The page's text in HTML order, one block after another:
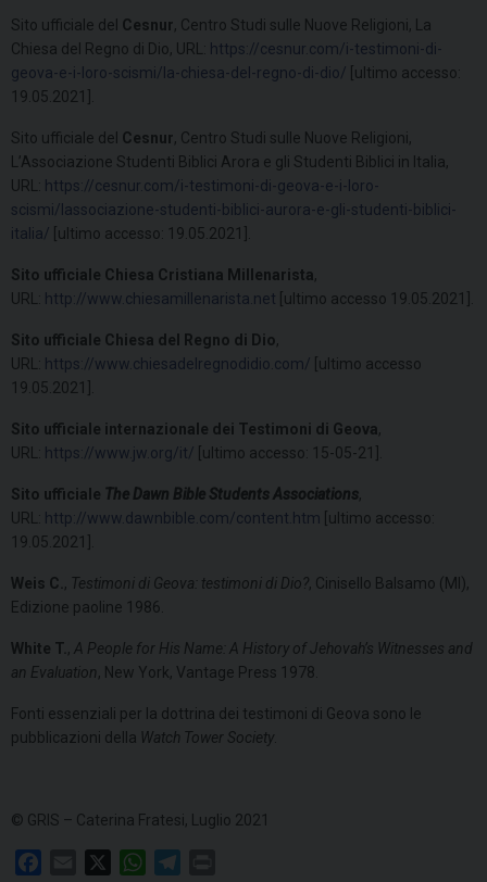
Sito ufficiale del Cesnur, Centro Studi sulle Nuove Religioni, La
Chiesa del Regno di Dio, URL: https://cesnur.com/i-testimoni-di-
geova-e-i-loro-scismi/la-chiesa-del-regno-di-dio/ [ultimo accesso:
19.05.2021].
Sito ufficiale del Cesnur, Centro Studi sulle Nuove Religioni,
L’Associazione Studenti Biblici Arora e gli Studenti Biblici in Italia,
URL: https://cesnur.com/i-testimoni-di-geova-e-i-loro-
scismi/lassociazione-studenti-biblici-aurora-e-gli-studenti-biblici-
italia/ [ultimo accesso: 19.05.2021].
Sito ufficiale Chiesa Cristiana Millenarista,
URL: http://www.chiesamillenarista.net [ultimo accesso 19.05.2021].
Sito ufficiale Chiesa del Regno di Dio,
URL: https://www.chiesadelregnodidio.com/ [ultimo accesso
19.05.2021].
Sito ufficiale internazionale dei Testimoni di Geova,
URL: https://www.jw.org/it/ [ultimo accesso: 15-05-21].
Sito ufficiale The Dawn Bible Students Associations,
URL: http://www.dawnbible.com/content.htm [ultimo accesso:
19.05.2021].
Weis C. , Testimoni di Geova: testimoni di Dio?, Cinisello Balsamo (MI),
Edizione paoline 1986.
White T. , A People for His Name: A History of Jehovah’s Witnesses and
an Evaluation, New York, Vantage Press 1978.
Fonti essenziali per la dottrina dei testimoni di Geova sono le
pubblicazioni della Watch Tower Society.
© GRIS – Caterina Fratesi, Luglio 2021
W